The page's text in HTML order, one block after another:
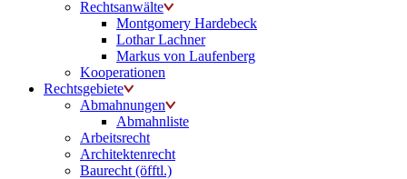
Rechtsanwälte
Montgomery Hardebeck
Lothar Lachner
Markus von Laufenberg
Kooperationen
Rechtsgebiete
Abmahnungen
Abmahnliste
Arbeitsrecht
Architektenrecht
Baurecht (öfftl.)